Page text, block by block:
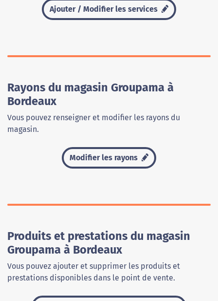
Ajouter / Modifier les services
Rayons du magasin Groupama à
Bordeaux
Vous pouvez renseigner et modifier les rayons du
magasin.
Modifier les rayons
Produits et prestations du magasin
Groupama à Bordeaux
Vous pouvez ajouter et supprimer les produits et
prestations disponibles dans le point de vente.